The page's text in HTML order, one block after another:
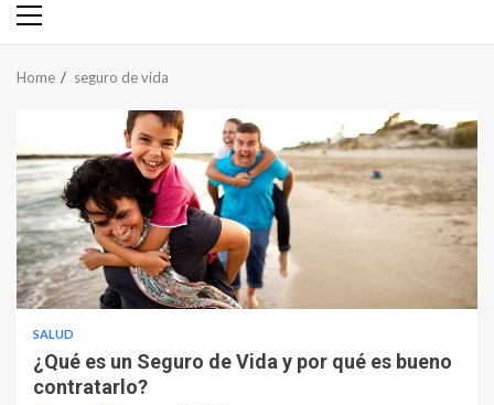
Primary
Home seguro de vida
SALUD
¿Qué es un Seguro de Vida y por qué es bueno
contratarlo?